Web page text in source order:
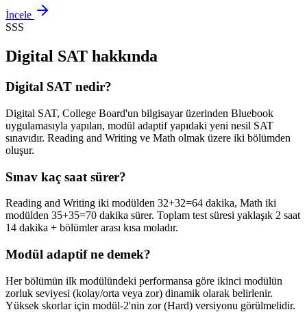
İncele
SSS
Digital SAT hakkında
Digital SAT nedir?
Digital SAT, College Board'un bilgisayar üzerinden Bluebook
uygulamasıyla yapılan, modül adaptif yapıdaki yeni nesil SAT
sınavıdır. Reading and Writing ve Math olmak üzere iki bölümden
oluşur.
Sınav kaç saat sürer?
Reading and Writing iki modülden 32+32=64 dakika, Math iki
modülden 35+35=70 dakika sürer. Toplam test süresi yaklaşık 2 saat
14 dakika + bölümler arası kısa moladır.
Modül adaptif ne demek?
Her bölümün ilk modülündeki performansa göre ikinci modülün
zorluk seviyesi (kolay/orta veya zor) dinamik olarak belirlenir.
Yüksek skorlar için modül-2'nin zor (Hard) versiyonu görülmelidir.